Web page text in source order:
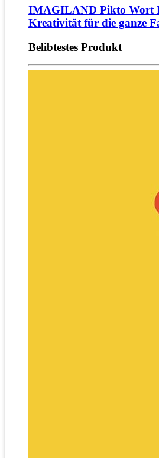
IMAGILAND Pikto Wort
Kreativität für die ganze
Belibtestes Produkt